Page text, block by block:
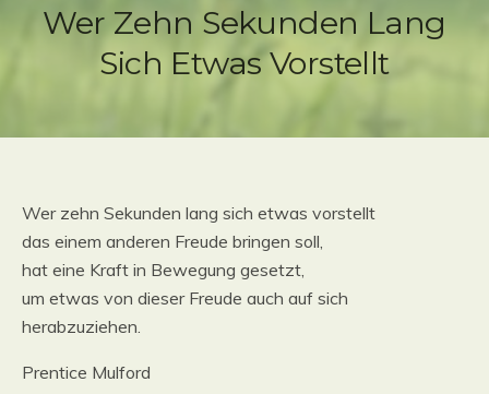
Wer Zehn Sekunden Lang
Sich Etwas Vorstellt
Wer zehn Sekunden lang sich etwas vorstellt
das einem anderen Freude bringen soll,
hat eine Kraft in Bewegung gesetzt,
um etwas von dieser Freude auch auf sich
herabzuziehen.
Prentice Mulford